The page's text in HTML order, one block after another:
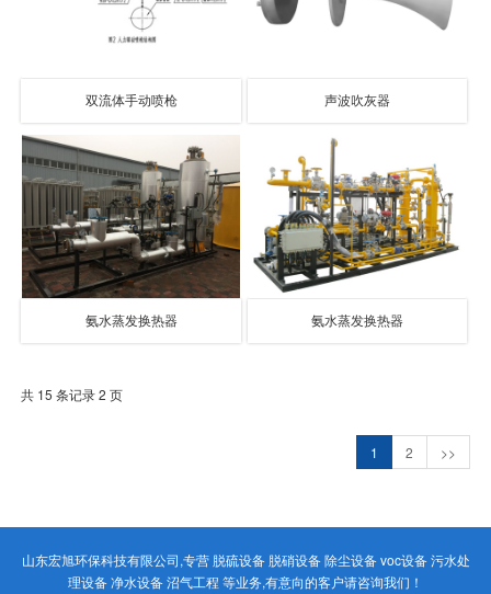
双流体手动喷枪 声波吹灰器
氨水蒸发换热器 氨水蒸发换热器
共 15 条记录 2 页
1 2 >>
山东宏旭环保科技有限公司,专营 脱硫设备 脱硝设备 除尘设备 voc设备 污水处
理设备 净水设备 沼气工程 等业务,有意向的客户请咨询我们！